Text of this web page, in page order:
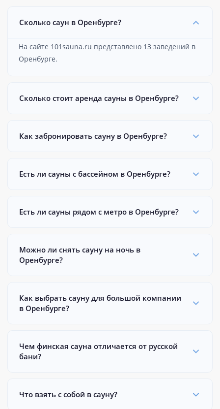
Сколько саун в Оренбурге?
На сайте 101sauna.ru представлено 13 заведений в
Оренбурге.
Сколько стоит аренда сауны в Оренбурге?
Как забронировать сауну в Оренбурге?
Есть ли сауны с бассейном в Оренбурге?
Есть ли сауны рядом с метро в Оренбурге?
Можно ли снять сауну на ночь в
Оренбурге?
Как выбрать сауну для большой компании
в Оренбурге?
Чем финская сауна отличается от русской
бани?
Что взять с собой в сауну?